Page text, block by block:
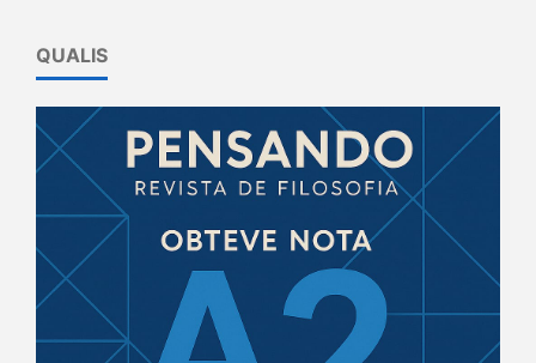
QUALIS